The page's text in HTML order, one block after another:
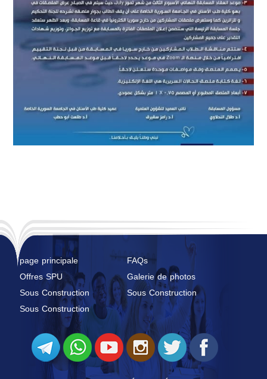
page principale
FAQs
Offres SPU
Galerie de photos
Sous Construction
Sous Construction
Sous Construction